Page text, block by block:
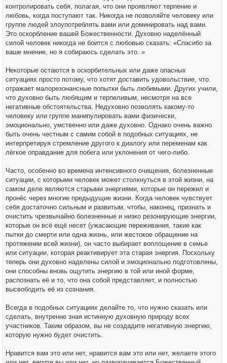
контролировать себя, полагая, что они проявляют терпение и
любовь, когда поступают так. Никогда не позволяйте человеку или
группе людей злоупотреблять вами или доминировать над вами.
Это оскорбление вашей Божественности. Духовно наделённый
силой человек никогда не боится с любовью сказать: «Спасибо за
ваше мнение, но я собираюсь сделать это..»
Некоторые остаются в оскорбительных или даже опасных
ситуациях просто потому, что хотят доставить удовольствие, что
отражает малорезонансные попытки быть любимыми. Других учили,
что духовно быть любящим и терпеливым, несмотря на все
негативные обстоятельства. Недуховно позволять какому-то
человеку или группе манипулировать вами физически,
эмоционально, умственно или даже духовно. Однако очень важно
быть очень честным с самим собой в подобных ситуациях, не
интерпретируя стремление другого к диалогу или переменам как
лёгкое оправдание для побега или уклонения от чего-либо.
Часто, особенно во времена интенсивного очищения, болезненные
ситуации, с которыми человек может столкнуться в этой жизни, на
самом деле являются старыми энергиями, которые он пережил и
пронёс через многие предыдущие жизни. Когда человек чувствует
себя достаточно сильным и развитым, чтобы, наконец, признать и
очистить чрезвычайно болезненные и низко резонирующие энергии,
которые он всё ещё несет (ужасающие переживания, такие как
пытки до смерти или одна жизнь, или жестокое обращение на
протяжении всей жизни), он часто выбирает воплощение в семье
или ситуации, которая реактивирует эта старая энергия. Поскольку
теперь они духовно наделены силой и эмоционально подготовлены,
они способны вновь ощутить энергию в той или иной форме,
распознать её и то, что она собой представляет, и полностью
высвободить её из сознания.
Всегда в подобных ситуациях делайте то, что нужно сказать или
сделать, внутренне зная истинную духовную природу всех
участников. Таким образом, вы не создадите негативную энергию,
которую нужно будет очистить.
Нравится вам это или нет, нравится вам это или нет, желаете этого